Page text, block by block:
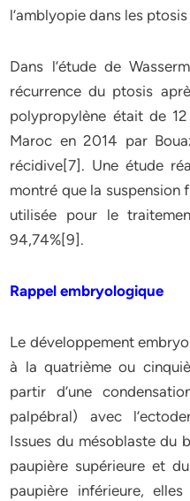
l’amblyopie dans les
Dans l’étude de
récurrence du ptosis
polypropylène était de
Maroc en 2014 par
récidive[7]. Une étude
montré que la suspension
utilisée pour le
94,74%[9].
Rappel embryologique
Le développement
à la quatrième ou
partir d’une
palpébral) avec
Issues du mésoblaste du
paupière supérieure et
paupière inférieure,